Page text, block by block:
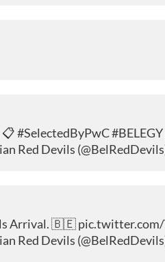
#SelectedByPwC#BELEGY
Red Devils
Arrival. 🇧🇪
Red Devils